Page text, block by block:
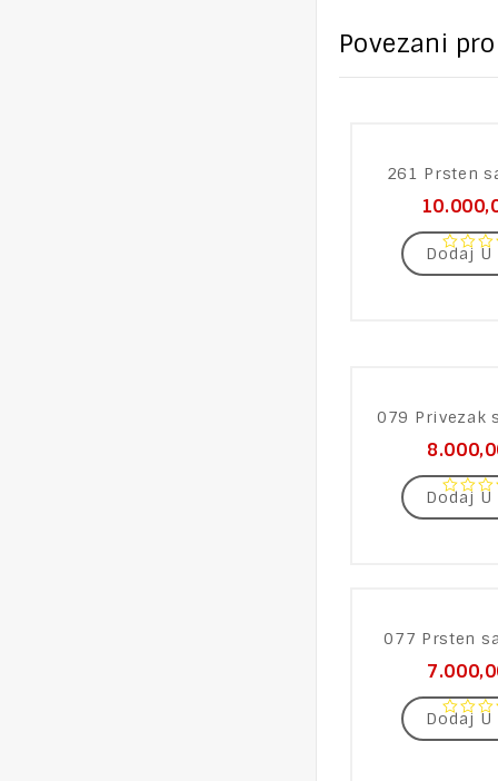
Povezani
261 Prsten
0
Dodaj
079 Privezak
0
Dodaj
077 Prsten
0
Dodaj